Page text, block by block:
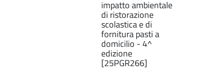
impatto ambientale
di ristorazione
scolastica e di
fornitura pasti a
domicilio - 4^
edizione
[25PGR266]